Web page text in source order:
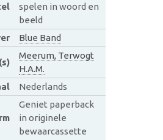
spelen in woord en
beeld
Blue Band
Meerum, Terwogt
H.A.M.
Nederlands
Geniet paperback
in originele
bewaarcassette